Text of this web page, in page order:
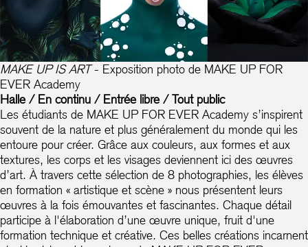
MAKE UP IS ART- Exposition photo de MAKE UP FOR
EVER Academy
Halle / En continu / Entrée libre / Tout public
Les étudiants de MAKE UP FOR EVER Academy s’inspirent
souvent de la nature et plus généralement du monde qui les
entoure pour créer. Grâce aux couleurs, aux formes et aux
textures, les corps et les visages deviennent ici des œuvres
d’art. À travers cette sélection de 8 photographies, les élèves
en formation « artistique et scène » nous présentent leurs
œuvres à la fois émouvantes et fascinantes. Chaque détail
participe à l'élaboration d’une œuvre unique, fruit d'une
formation technique et créative. Ces belles créations incarnent